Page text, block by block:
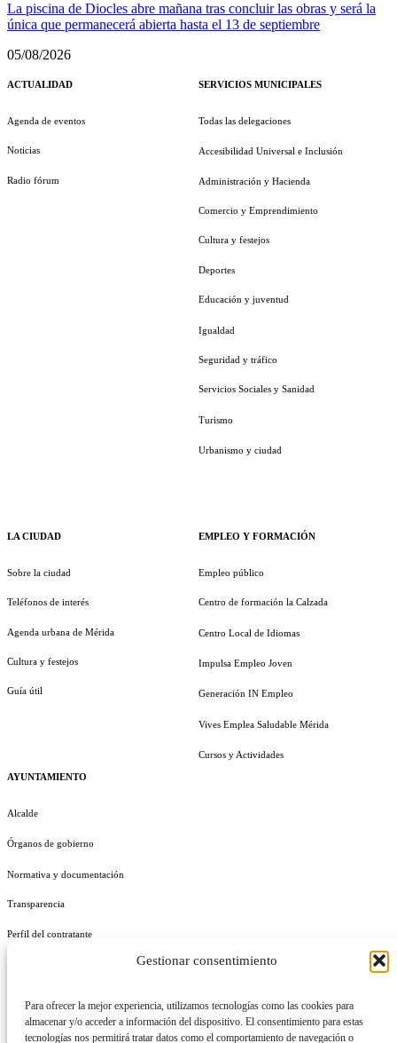
Gestionar consentimiento
Para ofrecer la mejor experiencia, utilizamos tecnologías como las cookies para
almacenar y/o acceder a información del dispositivo. El consentimiento para estas
tecnologías nos permitirá tratar datos como el comportamiento de navegación o
La piscina de Diocles abre mañana tras concluir las obras y será la
única que permanecerá abierta hasta el 13 de septiembre
05/08/2026
ACTUALIDAD
Agenda de eventos
Noticias
Radio fórum
LA CIUDAD
Sobre la ciudad
Teléfonos de interés
Agenda urbana de Mérida
Cultura y festejos
Guía útil
AYUNTAMIENTO
Alcalde
Órganos de gobierno
Normativa y documentación
Transparencia
Perfil del contratante
SERVICIOS MUNICIPALES
Todas las delegaciones
Accesibilidad Universal e Inclusión
Administración y Hacienda
Comercio y Emprendimiento
Cultura y festejos
Deportes
Educación y juventud
Igualdad
Seguridad y tráfico
Servicios Sociales y Sanidad
Turismo
Urbanismo y ciudad
EMPLEO Y FORMACIÓN
Empleo público
Centro de formación la Calzada
Centro Local de Idiomas
Impulsa Empleo Joven
Generación IN Empleo
Vives Emplea Saludable Mérida
Cursos y Actividades